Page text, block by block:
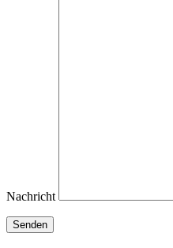
Nachricht
Senden